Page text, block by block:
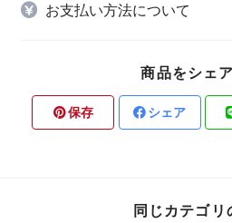
お支払い方法について
商品をシェ
保存 シェア
同じカテゴリ